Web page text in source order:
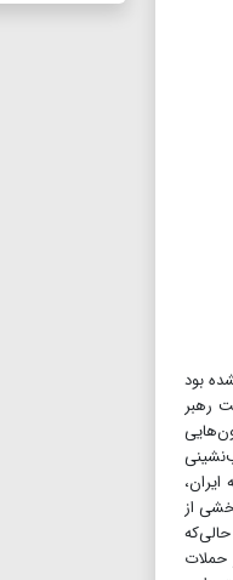
بود
رهبر
از
در حالی‌که
حملات